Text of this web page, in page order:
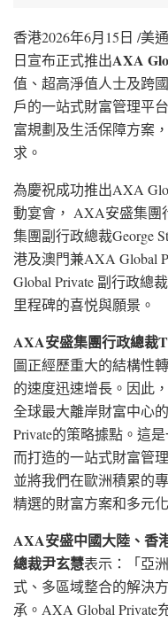
香港2026年6月15日 /美
日宣布正式推出AXA
值、超高淨值人士及跨
戶的一站式財富管理平
富規劃及生活保障方案
求。
為慶祝成功推出AXA
動宴會， AXA安盛集團
集團副行政總裁George
港及澳門兼AXA Global
Global Private 副行政總
里程碑的喜悦與願景。
AXA安盛集團行政總裁
圖正經歷重大的結構性
的速度迅速增長。因此
全球最大離岸財富中心
Private的策略據點。這
而打造的一站式財富管
並將我們在歐洲積累的
精選的財富方案和多元
AXA安盛中國大陸、香
總裁尹玄慧表示：「亞
式、多區域整合的解決
承。AXA Global Private